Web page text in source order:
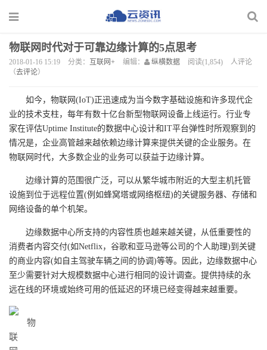
物联网时代对于可靠边缘计算的5点思考
2018-01-16 15:19 分类： 互联网+ 编辑： 纵横数据 阅读(1,854)
人评论
（去评论）
如今，物联网(IoT)正迅速成为当今数字基础设施和许多现代企
业的技术支柱，每年有数十亿台新型物联网设备上线运行。行业专
家在评估Uptime Institute的数据中心设计和IT平台弹性时所观察到的
情况是，企业高管越来越依赖边缘计算来提供关键的企业服务。在
物联网时代，大多数企业的业务可以获益于边缘计算。
边缘计算的范围很广泛，可以从繁华城市附近的大型主机托管
设施到位于远程位置(例如蜂窝塔或网络枢纽)的关键服务器、存储和
网络设备的单个机架。
边缘数据中心所支持的内容性质也越来越关键，从低重要性的
消费者内容交付(如Netflix，谷歌和亚马逊等公司的个人助理)到关键
的商业内容(如自主驾驶车辆之间的协调)等等。因此，边缘数据中心
至少需要针对大规模数据中心进行相同的设计调查。提供持续的永
远在线的环境或始终可用的低延迟的环境已经变得越来越重要。